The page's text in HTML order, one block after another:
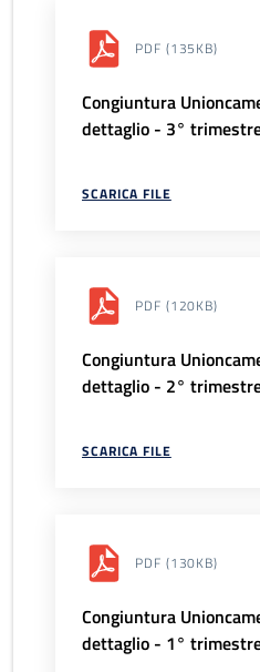
PDF (135KB)
Congiuntura
dettaglio - 3°
SCARICA FILE
PDF (120KB)
Congiuntura
dettaglio - 2°
SCARICA FILE
PDF (130KB)
Congiuntura
dettaglio - 1°